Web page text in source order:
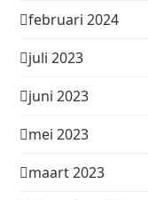
februari 2024
juli 2023
juni 2023
mei 2023
maart 2023